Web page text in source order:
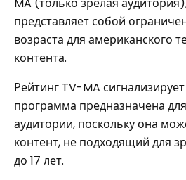
представляет собой
возраста для американского
контента.
Рейтинг TV-MA
программа предназначена
аудитории, поскольку она
контент, не подходящий для
до 17 лет.